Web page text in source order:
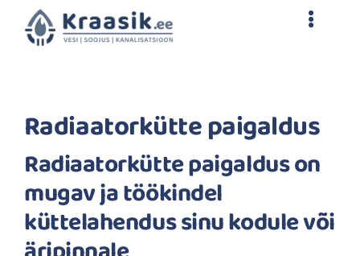
Toggle
Teenused
Tehtud tööd
Kontakt
Radiaatorkütte paigaldus
Radiaatorkütte paigaldus on
mugav ja töökindel
küttelahendus sinu kodule või